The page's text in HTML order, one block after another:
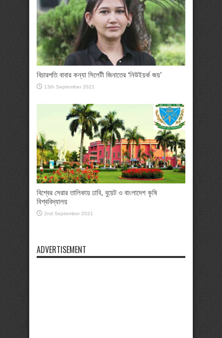
বিচারপতি বাবার কন্যা সিলেটী জিনাতের ‘নিউইয়র্ক জয়’
13th September 2021
বিশ্বের সেরার তালিকায় ঢাবি, বুয়েট ও বাংলাদেশ কৃষি
বিশ্ববিদ্যালয়
2nd September 2021
ADVERTISEMENT